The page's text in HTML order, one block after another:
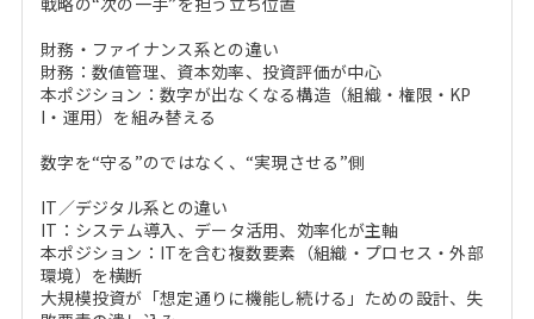
財務・ファイナンス系との違い
財務：数値管理、資本効率、投資評価が中心
本ポジション：数字が出なくなる構造（組織・権限・KP
I・運用）を組み替える
数字を“守る”のではなく、“実現させる”側
IT／デジタル系との違い
IT：システム導入、データ活用、効率化が主軸
本ポジション：ITを含む複数要素（組織・プロセス・外部
環境）を横断
大規模投資が「想定通りに機能し続ける」ための設計、失